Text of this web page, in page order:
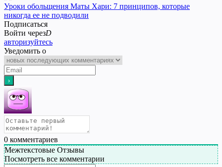
Уроки обольщения Маты Хари: 7 принципов, которые
никогда ее не подводили
Подписаться
Войти черезD
авторизуйтесь
Уведомить о
0 комментариев
Межтекстовые Отзывы
Посмотреть все комментарии